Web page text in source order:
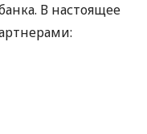
В настоящее